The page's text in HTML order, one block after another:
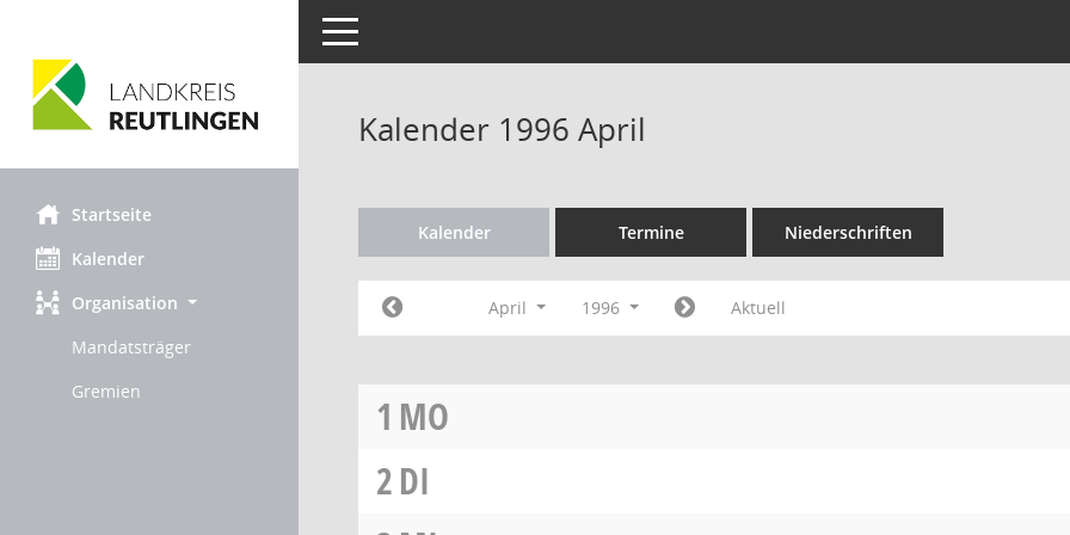
Startseite
Kalender
Organisation
Mandatsträger
Gremien
Toggle navigation
Kalender 1996 April
Kalender Termine Niederschriften
April 1996 Aktuell
1 MO
2DI